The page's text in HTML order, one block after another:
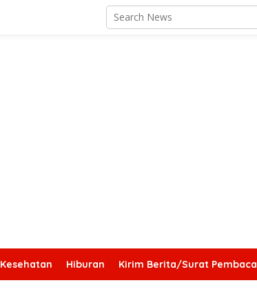
Kesehatan Hiburan Kirim Berita/Surat Pembaca